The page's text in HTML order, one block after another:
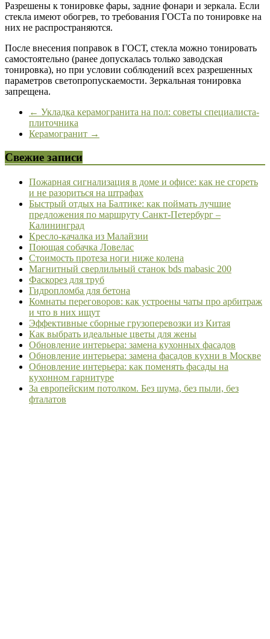
Разрешены к тонировке фары, задние фонари и зеркала. Если
стекла имеют обогрев, то требования ГОСТа по тонировке на
них не распространяются.
После внесения поправок в ГОСТ, стекла можно тонировать
самостоятельно (ранее допускалась только заводская
тонировка), но при условии соблюдений всех разрешенных
параметров светопропускаемости. Зеркальная тонировка
запрещена.
← Укладка керамогранита на пол: советы специалиста-
плиточника
Керамогранит →
Свежие записи
Пожарная сигнализация в доме и офисе: как не сгореть
и не разориться на штрафах
Быстрый отдых на Балтике: как поймать лучшие
предложения по маршруту Санкт-Петербург –
Калининград
Кресло-качалка из Малайзии
Поющая собачка Ловелас
Стоимость протеза ноги ниже колена
Магнитный сверлильный станок bds mabasic 200
Фаскорез для труб
Гидропломба для бетона
Комнаты переговоров: как устроены чаты про арбитраж
и что в них ищут
Эффективные сборные грузоперевозки из Китая
Как выбрать идеальные цветы для жены
Обновление интерьера: замена кухонных фасадов
Обновление интерьера: замена фасадов кухни в Москве
Обновление интерьера: как поменять фасады на
кухонном гарнитуре
За европейским потолком. Без шума, без пыли, без
фталатов